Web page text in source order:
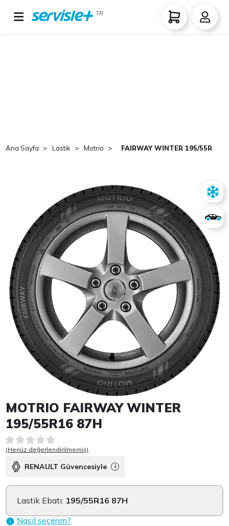
TR
Ana Sayfa Lastik Motrio FAIRWAY WINTER 195/55R16
Item 1 of 1
MOTRIO FAIRWAY WINTER
195/55R16 87H
(Henüz değerlendirilmemiş)
RENAULT Güvencesiyle i
Lastik Ebatı: 195/55R16 87H
Nasıl seçerim?